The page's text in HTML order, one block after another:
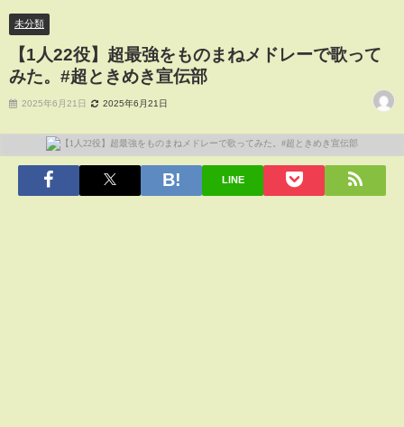
未分類
【1人22役】超最強をものまねメドレーで歌って
みた。#超ときめき宣伝部
2025年6月21日 2025年6月21日
LINE